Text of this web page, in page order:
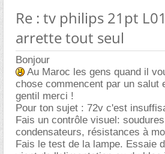
Re : tv philips 21pt
arrette tout seul
Bonjour
Au Maroc les gens quand il
chose commencent par un salut
gentil merci !
Pour ton sujet : 72v c'est
Fais un contrôle visuel:
condensateurs, résistances à
Fais le test de la lampe. Essaie